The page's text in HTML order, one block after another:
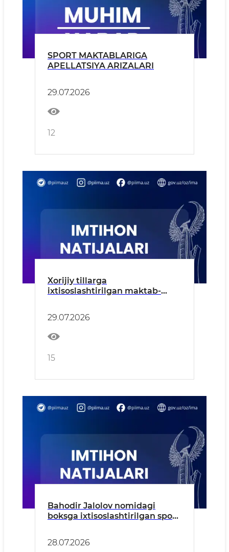
SPORT MAKTABLARIGA
APELLATSIYA ARIZALARI
29.07.2026
12
Xorijiy tillarga
ixtisoslashtirilgan maktab-
29.07.2026
15
Bahodir Jalolov nomidagi
boksga ixtisoslashtirilgan sport
natijalari e’lon qilinmoqda!
28.07.2026